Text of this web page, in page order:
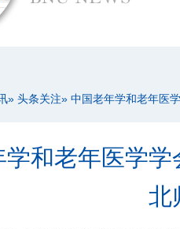
» 头条关注» 中国老年学和老年医
学和老年医学
北